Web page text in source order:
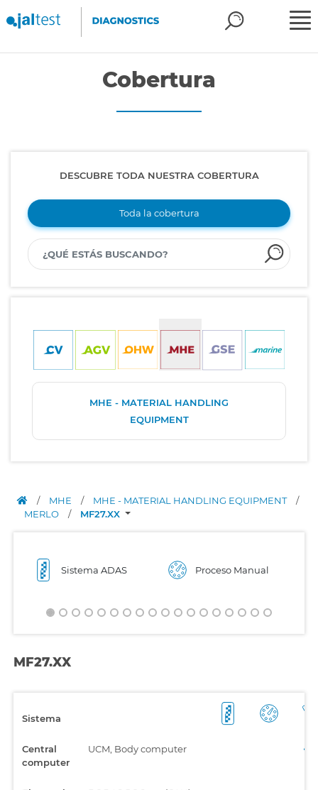
Cobertura
DESCUBRE TODA NUESTRA COBERTURA
Toda la cobertura
MHE - MATERIAL HANDLING
EQUIPMENT
/ MHE / MHE - MATERIAL HANDLING EQUIPMENT
/
MERLO
/ MF27.XX
Sistema ADAS Proceso Manual
MF27.XX
Sistema
Central
computer
UCM, Body computer